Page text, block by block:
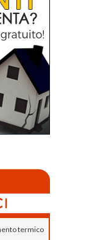
termico